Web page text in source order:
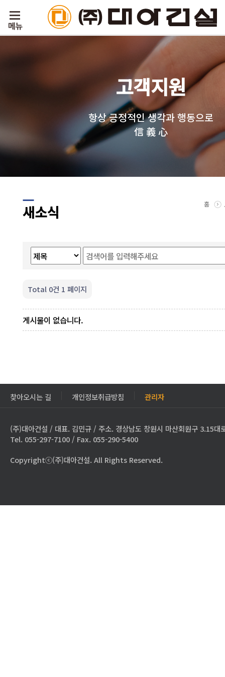
고객지원
항상 긍정적인 생각과 행동으로
信 義 心
새소식 홈
Total 0건 1 페이지
게시물이 없습니다.
찾아오시는 길 개인정보취급방침 관리자
(주)대아건설 / 대표. 김민규 / 주소. 경상남도 창원시 마산회원구 3.15대
Tel. 055-297-7100 / Fax. 055-290-5400
Copyrightⓒ(주)대아건설. All Rights Reserved.